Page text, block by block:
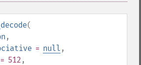
(
,
= null ,
= 512 ,